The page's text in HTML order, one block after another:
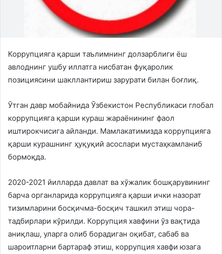
Коррупцияга қарши таълимнинг долзарблиги ёш
авлоднинг ушбу иллатга нисбатан фуқаролик
позициясини шакллантириш зарурати билан боғлиқ.
Ўтган давр мобайнида Ўзбекистон Республикаси глобал
коррупцияга қарши кураш жараёнининг фаол
иштирокчисига айланди. Мамлакатимизда коррупцияга
қарши курашнинг ҳуқуқий асослари мустаҳкамланиб
бормоқда.
2020-2021 йилларда давлат ва хўжалик бошқарувининг
барча органларида коррупцияга қарши ички назорат
тизимларини босқичма-босқич ташкил этиш чора-
тадбирлари кўрилди. Коррупция хавфини ўз вақтида
аниқлаш, уларга олиб борадиган оқибат, сабаб ва
шароитларни бартараф этиш, коррупция хавфи юзага